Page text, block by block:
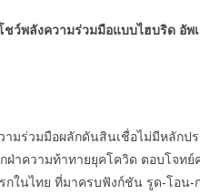
ว์พลังความร่วมมือแบบไฮบริด อัพ
มร่วมมือผลักดันสินเชื่อไม่มีหลั
ฝ่าความท้าทายยุคโควิด ตอบโจ
กในไทย ที่มาครบฟังก์ชัน รูด-โอ